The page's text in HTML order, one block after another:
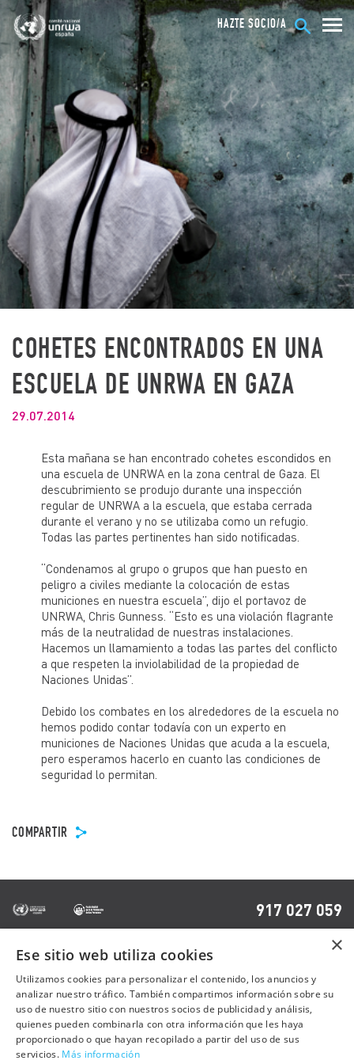
HAZTE SOCIO/A
COHETES ENCONTRADOS EN UNA
ESCUELA DE UNRWA EN GAZA
29.07.2014
Esta mañana se han encontrado cohetes escondidos en
una escuela de UNRWA en la zona central de Gaza. El
descubrimiento se produjo durante una inspección
regular de UNRWA a la escuela, que estaba cerrada
durante el verano y no se utilizaba como un refugio.
Todas las partes pertinentes han sido notificadas.
“Condenamos al grupo o grupos que han puesto en
peligro a civiles mediante la colocación de estas
municiones en nuestra escuela”, dijo el portavoz de
UNRWA, Chris Gunness. “Esto es una violación flagrante
más de la neutralidad de nuestras instalaciones.
Hacemos un llamamiento a todas las partes del conflicto
a que respeten la inviolabilidad de la propiedad de
Naciones Unidas”.
Debido los combates en los alrededores de la escuela no
hemos podido contar todavía con un experto en
municiones de Naciones Unidas que acuda a la escuela,
pero esperamos hacerlo en cuanto las condiciones de
seguridad lo permitan.
COMPARTIR
917 027 059
OTRAS PÁGINAS
Contacto
Preguntas frecuentes
×
Ese sitio web utiliza cookies
Utilizamos cookies para personalizar el contenido, los anuncios y
analizar nuestro tráfico. También compartimos información sobre su
uso de nuestro sitio con nuestros socios de publicidad y análisis,
quienes pueden combinarla con otra información que les haya
proporcionado o que hayan recopilado a partir del uso de sus
servicios. Más información